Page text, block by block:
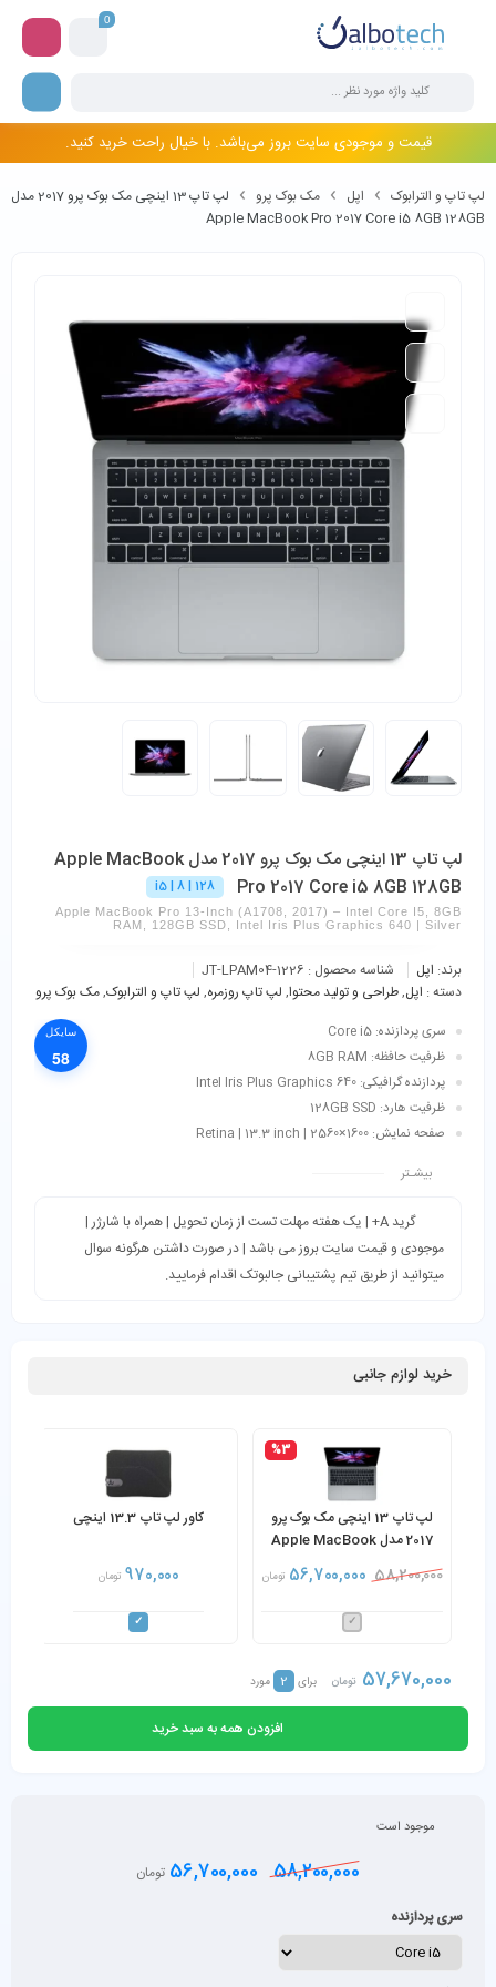
0
قیمت و موجودی سایت بروز می‌باشد. با خیال راحت خرید کنید.
لپ تاپ و الترابوک اپل مک بوک پرو
لپ تاپ 13 اینچی مک بوک پرو 2017 مدل
Apple MacBook Pro 2017 Core i5 8GB 128GB
لپ تاپ 13 اینچی مک بوک پرو 2017 مدل Apple MacBook
Pro 2017 Core i5 8GB 128GB
i5 | 8 | 128
Apple MacBook Pro 13-Inch (A1708, 2017) – Intel Core I5, 8GB
RAM, 128GB SSD, Intel Iris Plus Graphics 640 | Silver
برند: اپل شناسه محصول : JT-LPAM04-1226
دسته : اپل,طراحی و تولید محتوا, لپ تاپ روزمره, لپ تاپ و الترابوک,مک بوک پرو
سایکل
58
سری پردازنده: Core i5
ظرفیت حافظه: 8GB RAM
پردازنده گرافیکی: Intel Iris Plus Graphics 640
ظرفیت هارد: 128GB SSD
صفحه نمایش: 1600×2560 | Retina | 13.3 inch
بیشـتر
گرید A+ | یک هفته مهلت تست از زمان تحویل | همراه با شارژر |
موجودی و قیمت سایت بروز می باشد | در صورت داشتن هرگونه سوال
میتوانید از طریق تیم پشتیبانی جالبوتک اقدام فرمایید.
خرید لوازم جانبی
%3
لپ تاپ 13 اینچی مک بوک پرو
2017 مدل Apple MacBook
Pro 2017 Core i5 8GB 128GB
58,200,000
56,700,000 تومان
کاور لپ تاپ 13.3 اینچی
970,000 تومان
57,670,000 تومان برای 2 مورد
افزودن همه به سبد خرید
موجود است
58,200,000
56,700,000 تومان
سری پردازنده